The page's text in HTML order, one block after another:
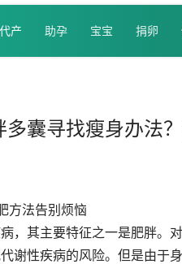
代产 助孕 宝宝 捐卵
囊寻找瘦身办法
方法告别烦恼
，其主要特征之一是肥胖。
谢性疾病的风险。但是由于